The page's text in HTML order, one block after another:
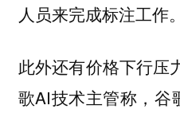
人员来完成标注工作。
此外还有价格下行压
歌AI技术主管称，谷